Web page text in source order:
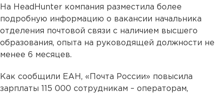
На HeadHunter компания разместила более
подробную информацию о вакансии начальника
отделения почтовой связи с наличием высшего
образования, опыта на руководящей должности не
менее 6 месяцев.
Как сообщили ЕАН, «Почта России» повысила
зарплаты 115 000 сотрудникам – операторам,